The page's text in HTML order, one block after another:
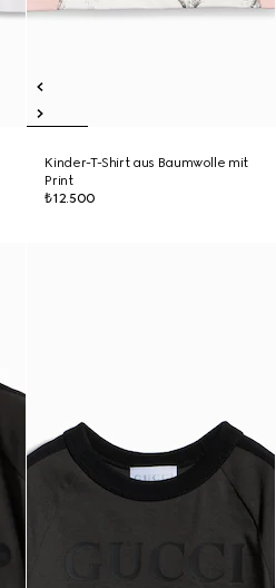
Kinder-T-Shirt aus Baumwolle mit
Print
₺12.500